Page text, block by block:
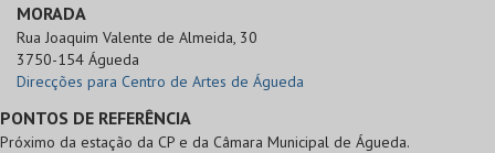
MORADA
Rua Joaquim Valente de Almeida, 30
3750-154 Águeda
Direcções para Centro de Artes de Águeda
PONTOS DE REFERÊNCIA
Próximo da estação da CP e da Câmara Municipal de Águeda.